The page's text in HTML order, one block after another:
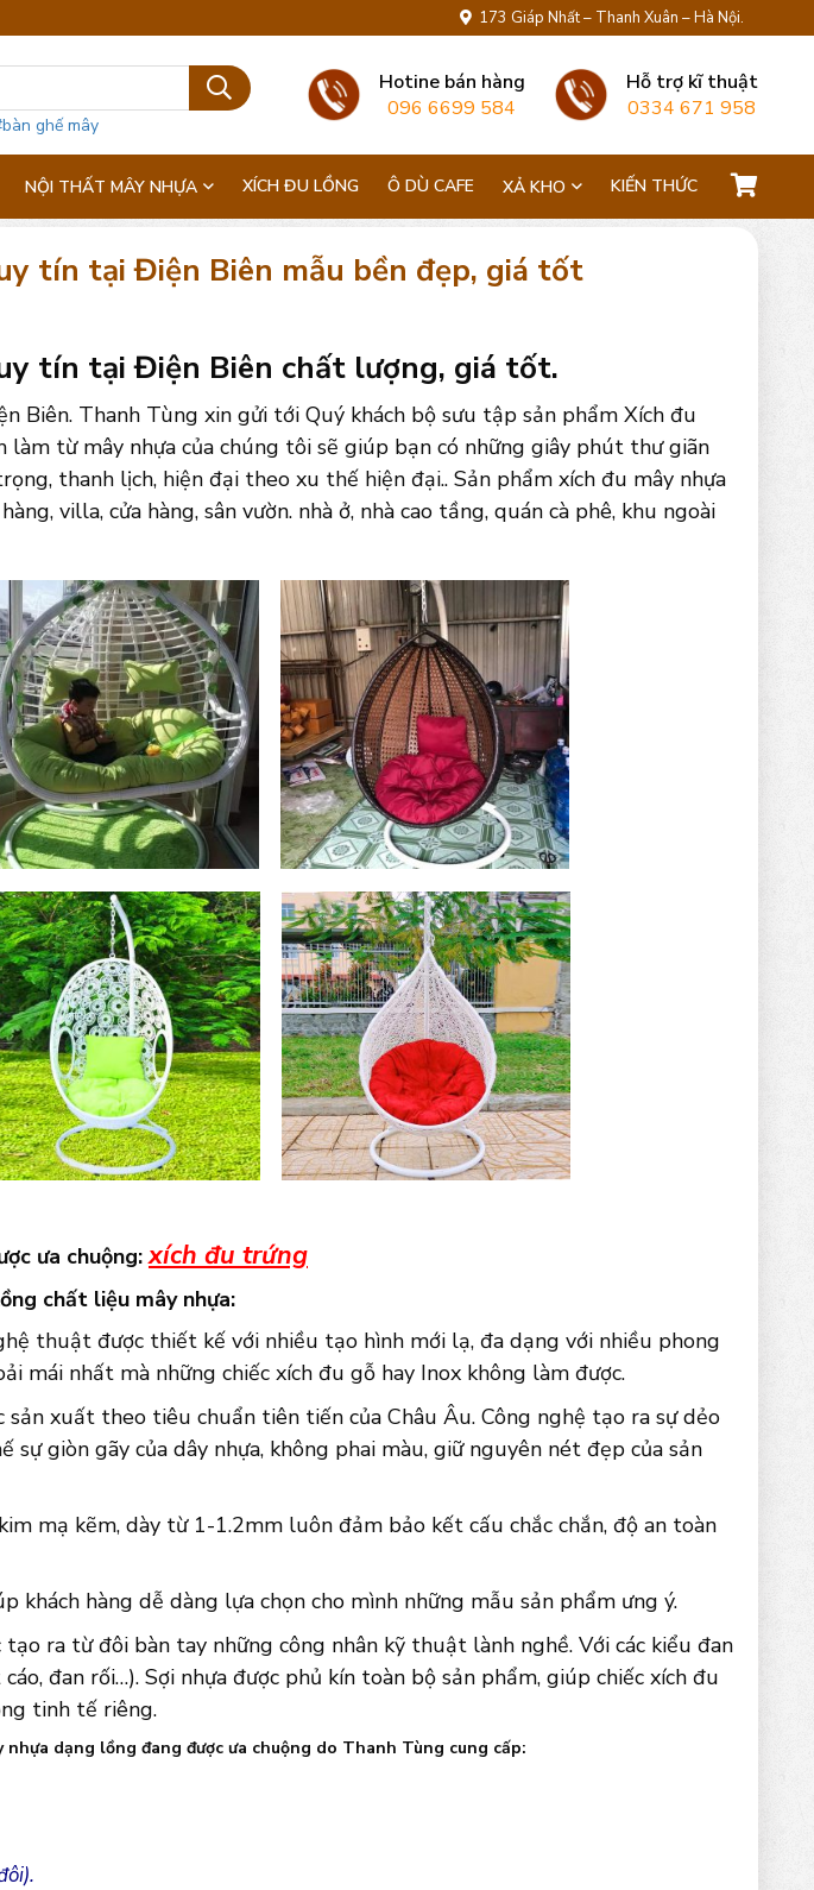
173 Giáp Nhất – Thanh Xuân – Hà Nội.
ghế mây
Hotine bán hàng
096 6699 584
Hỗ trợ kĩ thuật
0334 671 958
NỘI THẤT MÂY NHỰA XÍCH ĐU LỒNG Ô DÙ CAFE XẢ KHO KIẾN THỨC
tín tại Điện Biên mẫu bền đẹp, giá tốt
tín tại Điện Biên chất lượng, giá tốt.
Biên. Thanh Tùng xin gửi tới Quý khách bộ sưu tập sản phẩm Xích đu
làm từ mây nhựa của chúng tôi sẽ giúp bạn có những giây phút thư giãn
thanh lịch, hiện đại theo xu thế hiện đại.. Sản phẩm xích đu mây nhựa
villa, cửa hàng, sân vườn. nhà ở, nhà cao tầng, quán cà phê, khu ngoài
ưa chuộng:xích đu trứng
chất liệu mây nhựa:
thuật được thiết kế với nhiều tạo hình mới lạ, đa dạng với nhiều phong
mái nhất mà những chiếc xích đu gỗ hay Inox không làm được.
sản xuất theo tiêu chuẩn tiên tiến của Châu Âu. Công nghệ tạo ra sự dẻo
sự giòn gãy của dây nhựa, không phai màu, giữ nguyên nét đẹp của sản
mạ kẽm, dày từ 1-1.2mm luôn đảm bảo kết cấu chắc chắn, độ an toàn
khách hàng dễ dàng lựa chọn cho mình những mẫu sản phẩm ưng ý.
ra từ đôi bàn tay những công nhân kỹ thuật lành nghề. Với các kiểu đan
đan rối…). Sợi nhựa được phủ kín toàn bộ sản phẩm, giúp chiếc xích đu
tinh tế riêng.
nhựa dạng lồng đang được ưa chuộng do Thanh Tùng cung cấp: